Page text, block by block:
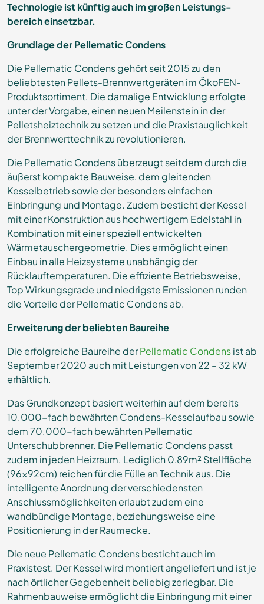
Technologie ist künftig auch im großen Leistungs-
bereich einsetzbar.
Grundlage der Pellematic Condens
Die Pellematic Condens gehört seit 2015 zu den
beliebtesten Pellets-Brennwertgeräten im ÖkoFEN-
Produktsortiment. Die damalige Entwicklung erfolgte
unter der Vorgabe, einen neuen Meilenstein in der
Pelletsheiztechnik zu setzen und die Praxistauglichkeit
der Brennwerttechnik zu revolutionieren.
Die Pellematic Condens überzeugt seitdem durch die
äußerst kompakte Bauweise, dem gleitenden
Kesselbetrieb sowie der besonders einfachen
Einbringung und Montage. Zudem besticht der Kessel
mit einer Konstruktion aus hochwertigem Edelstahl in
Kombination mit einer speziell entwickelten
Wärmetauschergeometrie. Dies ermöglicht einen
Einbau in alle Heizsysteme unabhängig der
Rücklauftemperaturen. Die effiziente Betriebsweise,
Top Wirkungsgrade und niedrigste Emissionen runden
die Vorteile der Pellematic Condens ab.
Erweiterung der beliebten Baureihe
Die erfolgreiche Baureihe derPellematic Condensist ab
September 2020 auch mit Leistungen von 22 – 32 kW
erhältlich.
Das Grundkonzept basiert weiterhin auf dem bereits
10.000-fach bewährten Condens-Kesselaufbau sowie
dem 70.000-fach bewährten Pellematic
Unterschubbrenner. Die Pellematic Condens passt
zudem in jeden Heizraum. Lediglich 0,89m² Stellfläche
(96x92cm) reichen für die Fülle an Technik aus. Die
intelligente Anordnung der verschiedensten
Anschlussmöglichkeiten erlaubt zudem eine
wandbündige Montage, beziehungsweise eine
Positionierung in der Raumecke.
Die neue Pellematic Condens besticht auch im
Praxistest. Der Kessel wird montiert angeliefert und ist je
nach örtlicher Gegebenheit beliebig zerlegbar. Die
Rahmenbauweise ermöglicht die Einbringung mit einer